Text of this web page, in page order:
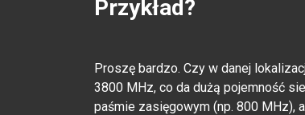
Przykład?
Proszę bardzo. Czy w danej
3800 MHz, co da dużą pojemność
paśmie zasięgowym (np. 800 MHz),